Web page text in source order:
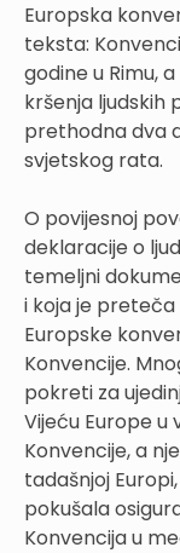
Europska
teksta:
godine u Rimu,
kršenja ljudskih
prethodna dva
svjetskog rata.
O povijesnoj
deklaracije o
temeljni
i koja je
Europske
Konvencije.
pokreti za
Vijeću Europe u
Konvencije, a
tadašnjoj
pokušala
Konvencija u